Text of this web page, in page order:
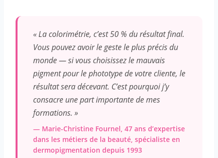
« La colorimétrie, c’est 50 % du résultat final.
Vous pouvez avoir le geste le plus précis du
monde — si vous choisissez le mauvais
pigment pour le phototype de votre cliente, le
résultat sera décevant. C’est pourquoi j’y
consacre une part importante de mes
formations. »
— Marie-Christine Fournel, 47 ans d’expertise
dans les métiers de la beauté, spécialiste en
dermopigmentation depuis 1993